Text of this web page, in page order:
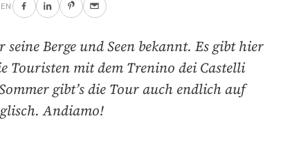
Berge und Seen bekannt. Es gibt hier
Touristen mit dem Trenino dei Castelli
gibt’s die Tour auch endlich auf
Andiamo!